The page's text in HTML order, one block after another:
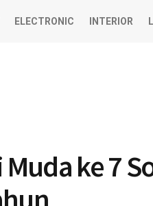
ELECTRONIC INTERIOR
ke 7